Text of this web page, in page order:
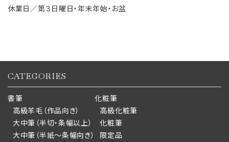
休業日／第３日曜日・年末年始・お盆
CATEGORIES
書筆
高級羊毛（作品向き）
大中筆（半切・条幅以上）
大中筆（半紙～条幅向き）
化粧筆
高級化粧筆
化粧筆
限定品